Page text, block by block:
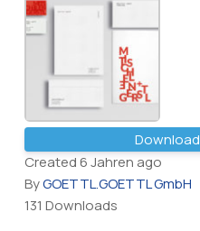
Download
Created 6 Jahren ago
ByGOETTL.GOETTL GmbH
131 Downloads